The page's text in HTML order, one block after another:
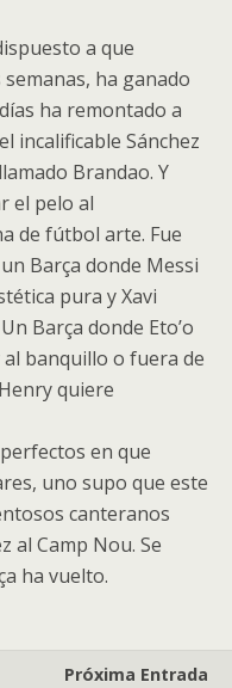
a que
ha ganado
ha remontado a
incalificable Sánchez
Brandao. Y
el pelo al
de fútbol arte. Fue
Barça donde Messi
pura y Xavi
Barça donde Eto’o
banquillo o fuera de
quiere
en que
uno supo que este
canteranos
al Camp Nou. Se
ha vuelto.
Próxima Entrada